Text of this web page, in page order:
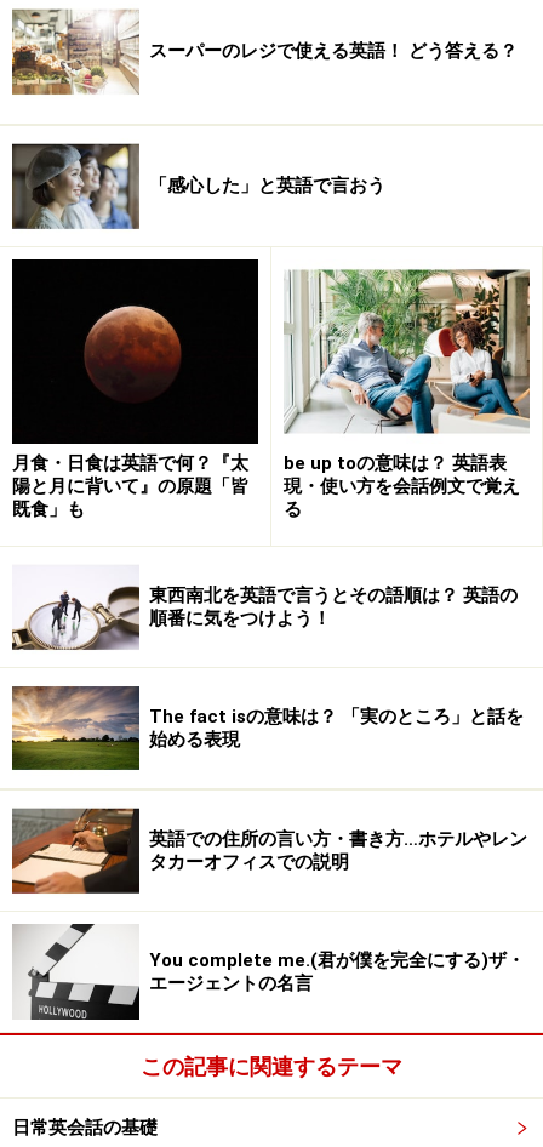
スーパーのレジで使える英語！ どう答える？
「感心した」と英語で言おう
月食・日食は英語で何？『太
陽と月に背いて』の原題「皆
既食」も
be up toの意味は？ 英語表
現・使い方を会話例文で覚え
る
東西南北を英語で言うとその語順は？ 英語の
順番に気をつけよう！
The fact isの意味は？ 「実のところ」と話を
始める表現
英語での住所の言い方・書き方…ホテルやレン
タカーオフィスでの説明
You complete me.(君が僕を完全にする)ザ・
エージェントの名言
この記事に関連するテーマ
日常英会話の基礎